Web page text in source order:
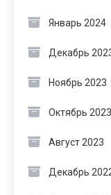
Январь 2024
Декабрь
Ноябрь 2023
Октябрь 2023
Август 2023
Декабрь